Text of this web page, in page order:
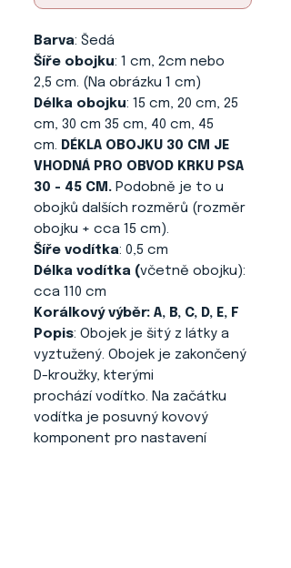
Barva: Šedá
Šíře obojku: 1 cm, 2cm nebo
2,5 cm. (Na obrázku 1 cm)
Délka obojku: 15 cm, 20 cm, 25
cm, 30 cm 35 cm, 40 cm, 45
cm. DÉKLA OBOJKU 30 CM JE
VHODNÁ PRO OBVOD KRKU PSA
30 - 45 CM. Podobně je to u
obojků dalších rozměrů (rozměr
obojku + cca 15 cm).
Šíře vodítka: 0,5 cm
Délka vodítka (včetně obojku):
cca 110 cm
Korálkový výběr: A, B, C, D, E, F
Popis: Obojek je šitý z látky a
vyztužený. Obojek je zakončený
D-kroužky, kterými
prochází vodítko. Na začátku
vodítka je posuvný kovový
komponent pro nastavení